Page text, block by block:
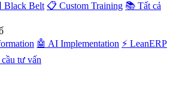
Black Belt 📋 Custom Training 📚 Tất cả
🤖 AI Implementation ⚡ LeanERP
tư vấn